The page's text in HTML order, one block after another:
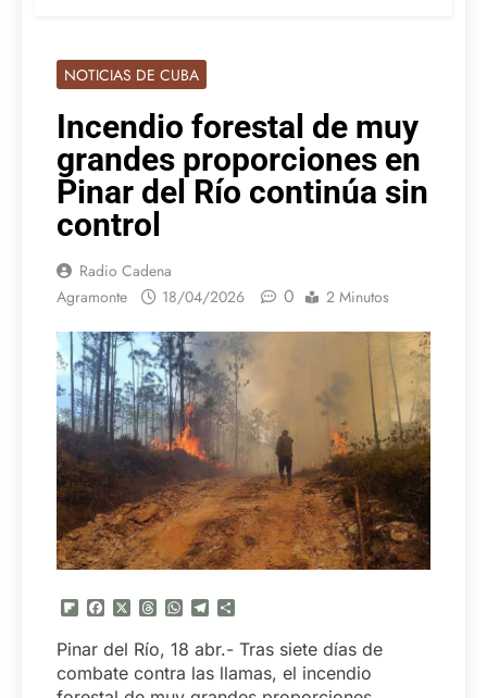
NOTICIAS DE CUBA
Incendio forestal de muy
grandes proporciones en
Pinar del Río continúa sin
control
Radio Cadena
Agramonte
18/04/2026 0 2 Minutos
Flipboard
FacebookThreadsWhatsApp
Telegram
Pinar del Río, 18 abr.- Tras siete días de
combate contra las llamas, el incendio